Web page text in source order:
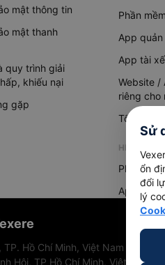
mật thông tin
mật thanh
quy trình giải
khiếu nại
gặp
Phần
App
App tài xế
Website /
riêng cho
Tổng đài AI
HỆ THỐNG
Phần
App
Hồ Chí Minh, Việt Nam
Hội, TP Hồ Chí Minh, Việt Nam
Sử
ổn
đổi
lý